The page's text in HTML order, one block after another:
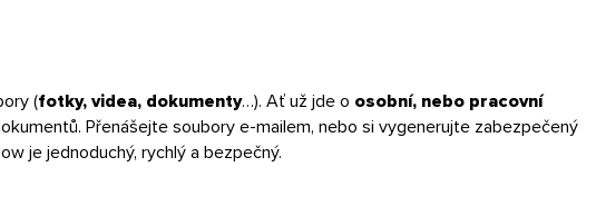
(fotky, videa, dokumenty…). Ať už jde o osobní, nebo pracovní
Přenášejte soubory e-mailem, nebo si vygenerujte zabezpečený
je jednoduchý, rychlý a bezpečný.